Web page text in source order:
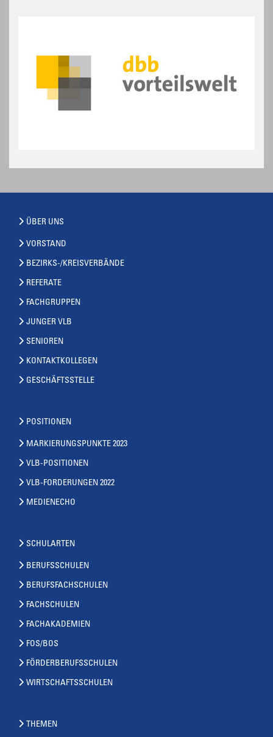
ÜBER UNS
VORSTAND
BEZIRKS-/KREISVERBÄNDE
REFERATE
FACHGRUPPEN
JUNGER VLB
SENIOREN
KONTAKTKOLLEGEN
GESCHÄFTSSTELLE
POSITIONEN
MARKIERUNGSPUNKTE 2023
VLB-POSITIONEN
VLB-FORDERUNGEN 2022
MEDIENECHO
SCHULARTEN
BERUFSSCHULEN
BERUFSFACHSCHULEN
FACHSCHULEN
FACHAKADEMIEN
FOS/BOS
FÖRDERBERUFSSCHULEN
WIRTSCHAFTSSCHULEN
THEMEN